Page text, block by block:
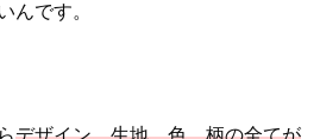
んです。